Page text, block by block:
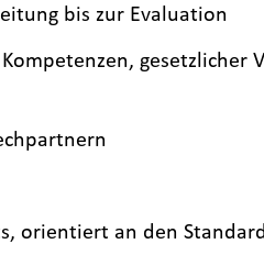
bis zur Evaluation
gesetzlicher
orientiert an den